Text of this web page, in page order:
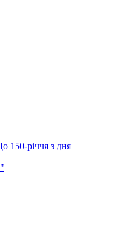
150-річчя з дня